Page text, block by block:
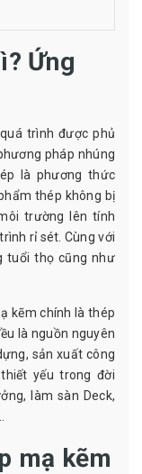
Ứng
trình được phủ
pháp nhúng
là phương thức
thép không bị
trường lên tính
rỉ sét. Cùng với
tuổi thọ cũng như
kẽm chính là thép
là nguồn nguyên
sản xuất công
yếu trong đời
làm sàn Deck,
mạ kẽm